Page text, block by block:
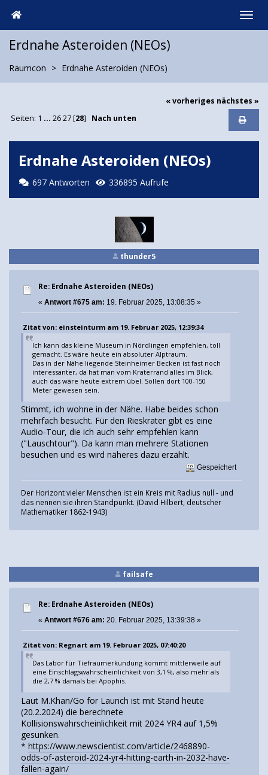
Erdnahe Asteroiden (NEOs)
Raumcon Erdnahe Asteroiden (NEOs)
« vorheriges nächstes »
Seiten: 1 ... 26 27[28] Nach unten
Erdnahe Asteroiden (NEOs)
697 Antworten 336895 Aufrufe
thunder5
Re: Erdnahe Asteroiden (NEOs)
« Antwort #675 am: 19. Februar 2025, 13:08:35 »
Zitat von: einsteinturm am 19. Februar 2025, 12:39:34
Ich kann das kleine Museum in Nördlingen empfehlen, toll
gemacht. Es wäre heute ein absoluter Alptraum.
Das in der Nähe liegende Steinheimer Becken ist fast noch
interessanter, da hat man vom Kraterrand alles im Blick,
auch das wäre heute extrem übel. Sollen dort 100-150
Meter gewesen sein.
Stimmt, ich wohne in der Nähe. Habe beides schon
mehrfach besucht. Für den Rieskrater gibt es eine
Audio-Tour, die ich auch sehr empfehlen kann
("Lauschtour"). Da kann man mehrere Stationen
besuchen und es wird näheres dazu erzählt.
Gespeichert
Der Horizont vieler Menschen ist ein Kreis mit Radius null - und
das nennen sie ihren Standpunkt. (David Hilbert, deutscher
Mathematiker 1862-1943)
failsafe
Re: Erdnahe Asteroiden (NEOs)
« Antwort #676 am: 20. Februar 2025, 13:39:38 »
Zitat von: Regnart am 19. Februar 2025, 07:40:20
Das Labor für Tiefraumerkundung kommt mittlerweile auf
eine Einschlagswahrscheinlichkeit von 3,1 %, also mehr als
die 2,7 % damals bei Apophis.
Laut M.Khan/Go for Launch ist mit Stand heute
(20.2.2024) die berechnete
Kollisionswahrscheinlichkeit mit 2024 YR4 auf 1,5%
gesunken.
* https://www.newscientist.com/article/2468890-
odds-of-asteroid-2024-yr4-hitting-earth-in-2032-have-
fallen-again/